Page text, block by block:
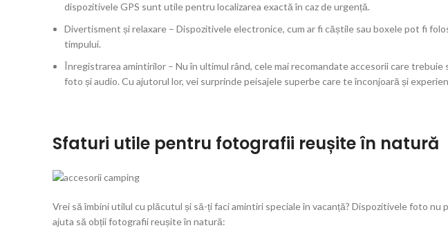
dispozitivele GPS sunt utile pentru localizarea exactă în caz de urgență.
Divertisment și relaxare – Dispozitivele electronice, cum ar fi căștile sau boxele pot fi
timpului.
Înregistrarea amintirilor – Nu în ultimul rând, cele mai recomandate accesorii care trebuie
foto și audio. Cu ajutorul lor, vei surprinde peisajele superbe care te înconjoară și
Sfaturi utile pentru fotografii reușite în natură
Vrei să îmbini utilul cu plăcutul și să-ți faci amintiri speciale în vacanță? Dispozitivele foto
ajuta să obții fotografii reușite în natură: